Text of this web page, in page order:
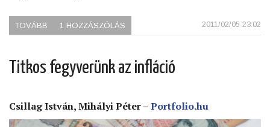
2011/02/05 23:02
TOVÁBB
KÖZTÁRSASÁG
1 HOZZÁSZÓLÁS
Titkos fegyverünk az infláció
Csillag István, Mihályi Péter –Portfolio.hu